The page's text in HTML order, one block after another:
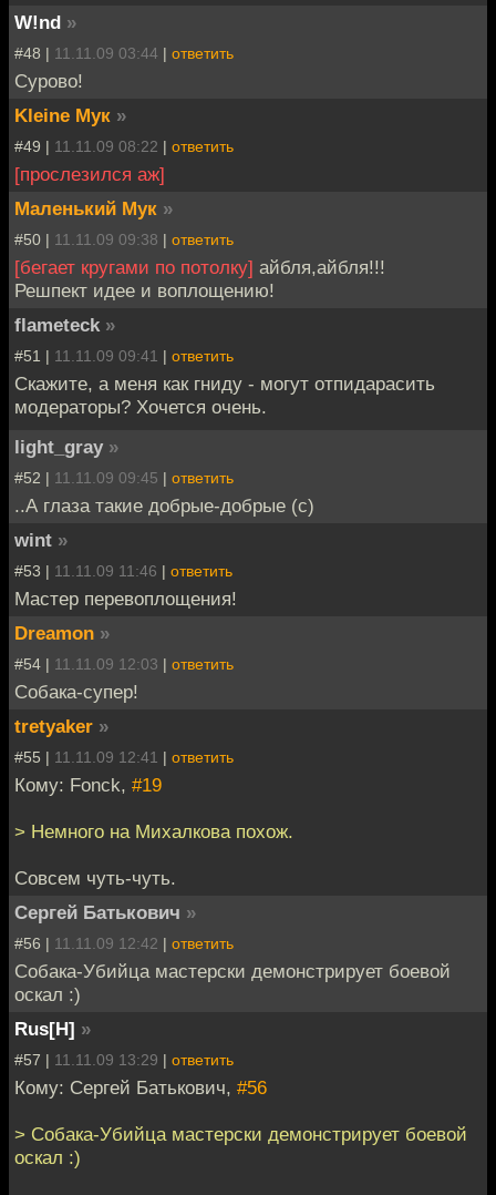
W!nd »
#48 | 11.11.09 03:44 | ответить
Сурово!
Kleine Мук »
#49 | 11.11.09 08:22 | ответить
[прослезился аж]
Маленький Мук »
#50 | 11.11.09 09:38 | ответить
[бегает кругами по потолку] айбля,айбля!!!
Решпект идее и воплощению!
flameteck »
#51 | 11.11.09 09:41 | ответить
Скажите, а меня как гниду - могут отпидарасить
модераторы? Хочется очень.
light_gray »
#52 | 11.11.09 09:45 | ответить
..А глаза такие добрые-добрые (с)
wint »
#53 | 11.11.09 11:46 | ответить
Мастер перевоплощения!
Dreamon »
#54 | 11.11.09 12:03 | ответить
Собака-супер!
tretyaker »
#55 | 11.11.09 12:41 | ответить
Кому: Fonck, #19
> Немного на Михалкова похож.
Совсем чуть-чуть.
Сергей Батькович »
#56 | 11.11.09 12:42 | ответить
Собака-Убийца мастерски демонстрирует боевой
оскал :)
Rus[H] »
#57 | 11.11.09 13:29 | ответить
Кому: Сергей Батькович, #56
> Собака-Убийца мастерски демонстрирует боевой
оскал :)